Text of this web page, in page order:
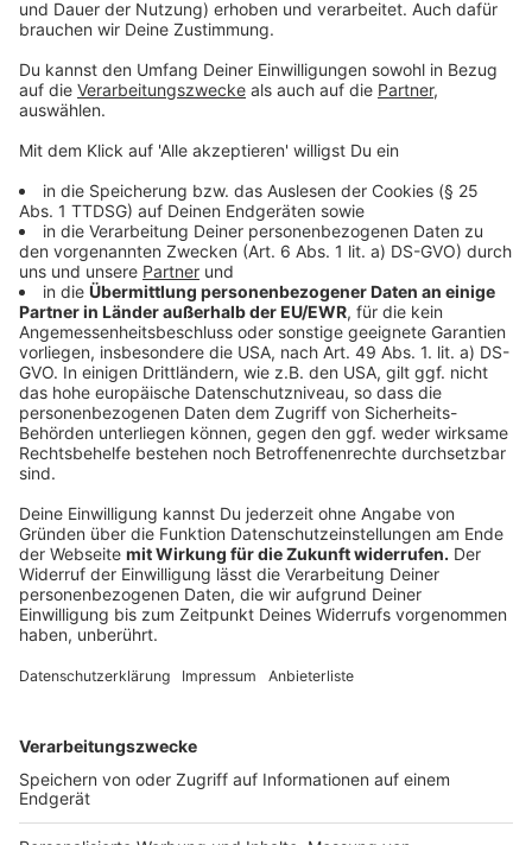
der Polizei abwarten. Die Arbeiten waren laut bahn
aber aufwändig, weil jedes Kabel einzeln repariert
werden musste. Gegen 17:50 Uhr kam dann aber
Entwarnung: das Stellwerk ist repariert. Bis alle Züge
dauern.
Anzeige
Weitere Meldungen aus Leverkusen
Anzeige
Evakuierung: Gasaustritt in Mehrfamilienhaus in
Leverkusen
Zollkontrolle in Leverkusen: Drei Verstöße in der
Gastro
Leverkusener Lamborghini-Fahrer baut Unfall bei
Alleinrennen
Anzeige